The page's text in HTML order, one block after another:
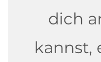
dich
kannst,